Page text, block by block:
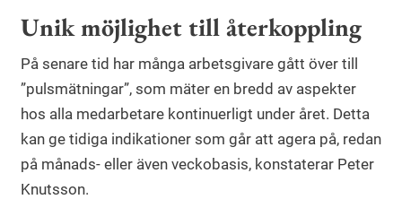
Unik möjlighet till återkoppling
På senare tid har många arbetsgivare gått över till
”pulsmätningar”, som mäter en bredd av aspekter
hos alla medarbetare kontinuerligt under året. Detta
kan ge tidiga indikationer som går att agera på, redan
på månads- eller även veckobasis, konstaterar Peter
Knutsson.